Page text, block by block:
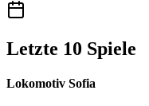
Letzte 10 Spiele
Lokomotiv Sofia